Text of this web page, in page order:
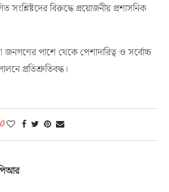
সংশ্লিষ্টদের বিরুদ্ধে প্রয়োজনীয় প্রশাসনিক
জনগণের পাশে থেকে পেশাদারিত্ব ও সর্বোচ্চ
প্রতিশ্রুতিবদ্ধ।
0